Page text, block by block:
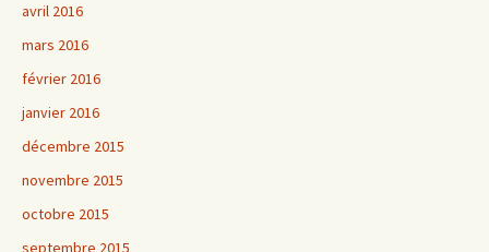
avril 2016
mars 2016
février 2016
janvier 2016
décembre 2015
novembre 2015
octobre 2015
septembre 2015